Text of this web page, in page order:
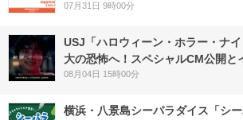
07月31日 9時00分
USJ「ハロウィーン・ホラー・ナ
大の恐怖へ！スペシャルCM公開と
08月04日 15時00分
横浜・八景島シーパラダイス「シ